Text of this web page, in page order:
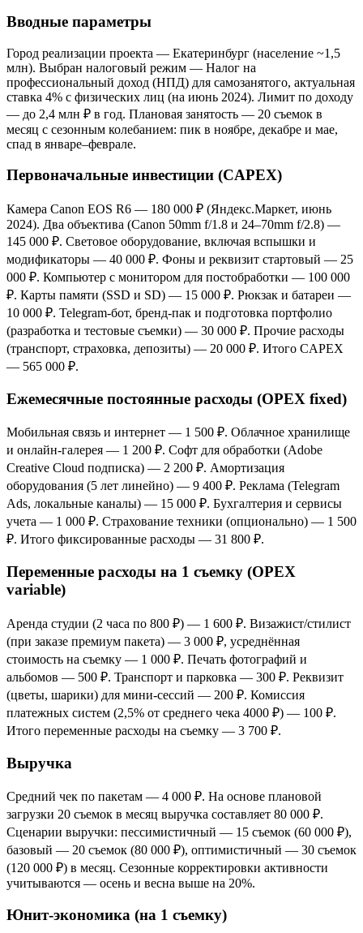
Вводные параметры
Город реализации проекта — Екатеринбург (население ~1,5
млн). Выбран налоговый режим — Налог на
профессиональный доход (НПД) для самозанятого, актуальная
ставка 4% с физических лиц (на июнь 2024). Лимит по доходу
— до 2,4 млн ₽ в год. Плановая занятость — 20 съемок в
месяц с сезонным колебанием: пик в ноябре, декабре и мае,
спад в январе–феврале.
Первоначальные инвестиции (CAPEX)
Камера Canon EOS R6 — 180 000 ₽ (Яндекс.Маркет, июнь
2024). Два объектива (Canon 50mm f/1.8 и 24–70mm f/2.8) —
145 000 ₽. Световое оборудование, включая вспышки и
модификаторы — 40 000 ₽. Фоны и реквизит стартовый — 25
000 ₽. Компьютер с монитором для постобработки — 100 000
₽. Карты памяти (SSD и SD) — 15 000 ₽. Рюкзак и батареи —
10 000 ₽. Telegram-бот, бренд-пак и подготовка портфолио
(разработка и тестовые съемки) — 30 000 ₽. Прочие расходы
(транспорт, страховка, депозиты) — 20 000 ₽. Итого CAPEX
— 565 000 ₽.
Ежемесячные постоянные расходы (OPEX fixed)
Мобильная связь и интернет — 1 500 ₽. Облачное хранилище
и онлайн-галерея — 1 200 ₽. Софт для обработки (Adobe
Creative Cloud подписка) — 2 200 ₽. Амортизация
оборудования (5 лет линейно) — 9 400 ₽. Реклама (Telegram
Ads, локальные каналы) — 15 000 ₽. Бухгалтерия и сервисы
учета — 1 000 ₽. Страхование техники (опционально) — 1 500
₽. Итого фиксированные расходы — 31 800 ₽.
Переменные расходы на 1 съемку (OPEX
variable)
Аренда студии (2 часа по 800 ₽) — 1 600 ₽. Визажист/стилист
(при заказе премиум пакета) — 3 000 ₽, усреднённая
стоимость на съемку — 1 000 ₽. Печать фотографий и
альбомов — 500 ₽. Транспорт и парковка — 300 ₽. Реквизит
(цветы, шарики) для мини-сессий — 200 ₽. Комиссия
платежных систем (2,5% от среднего чека 4000 ₽) — 100 ₽.
Итого переменные расходы на съемку — 3 700 ₽.
Выручка
Средний чек по пакетам — 4 000 ₽. На основе плановой
загрузки 20 съемок в месяц выручка составляет 80 000 ₽.
Сценарии выручки: пессимистичный — 15 съемок (60 000 ₽),
базовый — 20 съемок (80 000 ₽), оптимистичный — 30 съемок
(120 000 ₽) в месяц. Сезонные корректировки активности
учитываются — осень и весна выше на 20%.
Юнит-экономика (на 1 съемку)